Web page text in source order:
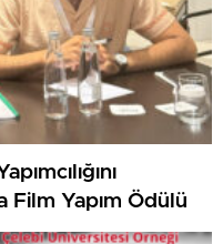
Film Yapım Ödülü